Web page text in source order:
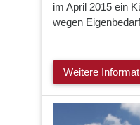
im April 2015 ein
wegen
Weitere